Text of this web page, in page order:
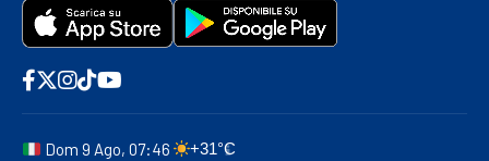
Dom 9 Ago, 07:46 +31°C